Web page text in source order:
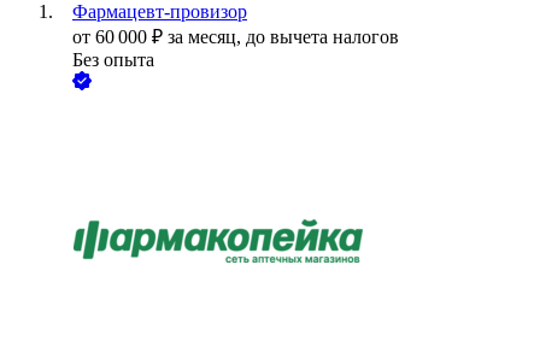
Фармацевт-провизор
от 60 000 ₽ за месяц, до вычета налогов
Без опыта